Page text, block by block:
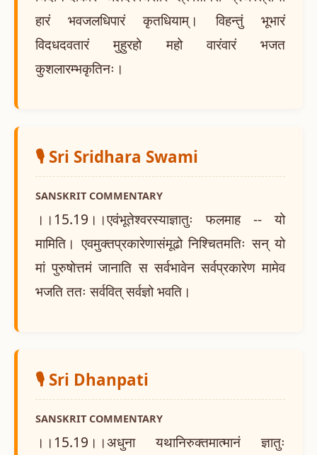
हारं भवजलधिपारं कृतधियाम्। विहन्तुं भूभारं
विदधदवतारं मुहुरहो महो वारंवारं भजत
कुशलारम्भकृतिनः।
🎙️ Sri Sridhara Swami
SANSKRIT COMMENTARY
।।15.19।।एवंभूतेश्वरस्याज्ञातुः फलमाह -- यो
मामिति। एवमुक्तप्रकारेणासंमूढो निश्चितमतिः सन् यो
मां पुरुषोत्तमं जानाति स सर्वभावेन सर्वप्रकारेण मामेव
भजति ततः सर्ववित् सर्वज्ञो भवति।
🎙️ Sri Dhanpati
SANSKRIT COMMENTARY
।।15.19।।अधुना यथानिरुक्तमात्मानं ज्ञातुः